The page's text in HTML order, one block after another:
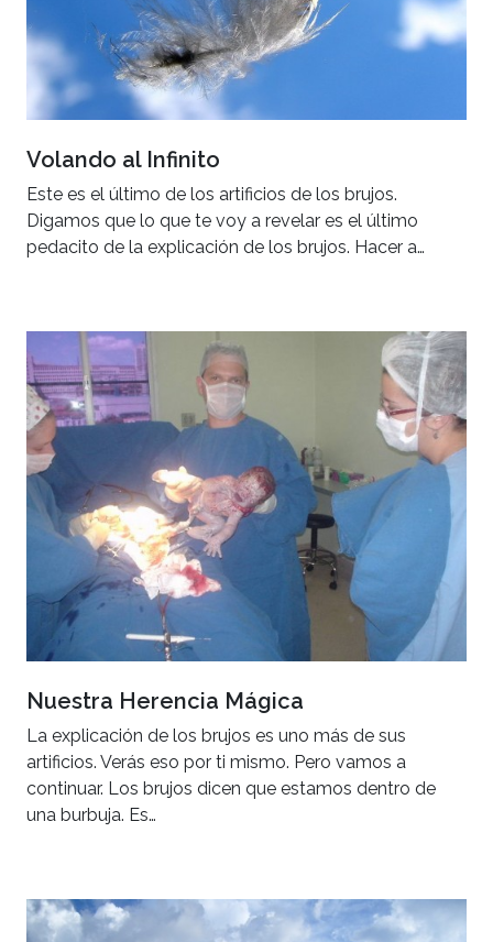
Volando al Infinito
Este es el último de los artificios de los brujos.
Digamos que lo que te voy a revelar es el último
pedacito de la explicación de los brujos. Hacer a…
Nuestra Herencia Mágica
La explicación de los brujos es uno más de sus
artificios. Verás eso por ti mismo. Pero vamos a
continuar. Los brujos dicen que estamos dentro de
una burbuja. Es…